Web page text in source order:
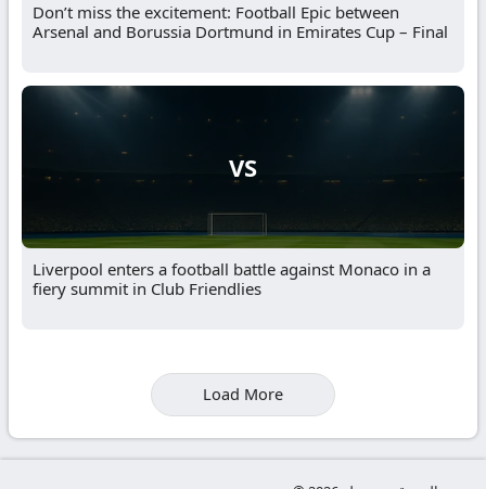
Don’t miss the excitement: Football Epic between
Arsenal and Borussia Dortmund in Emirates Cup – Final
VS
Liverpool enters a football battle against Monaco in a
fiery summit in Club Friendlies
Load More